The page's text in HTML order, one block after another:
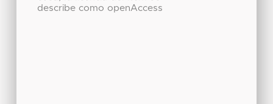
describe como openAccess